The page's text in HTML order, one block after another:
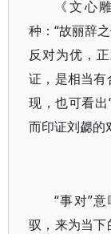
《文心
种：“故丽辞
反对为优，
证，是相当
现，也可看出
而印证刘勰的
“事对”
驭，来为当